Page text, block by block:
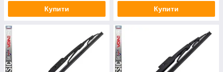
Купити Купити